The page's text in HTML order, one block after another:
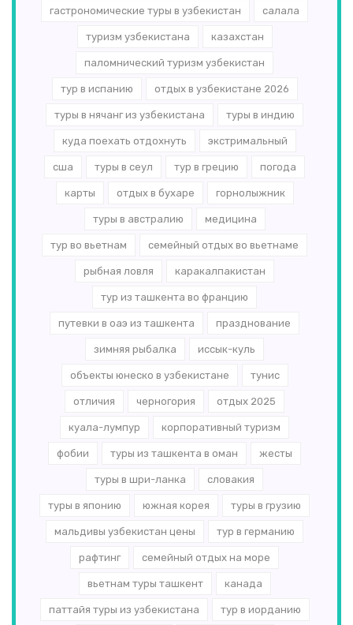
гастрономические туры в узбекистан салала
туризм узбекистана казахстан
паломнический туризм узбекистан
тур в испанию отдых в узбекистане 2026
туры в нячанг из узбекистана туры в индию
куда поехать отдохнуть экстримальный
сша туры в сеул тур в грецию погода
карты отдых в бухаре горнолыжник
туры в австралию медицина
тур во вьетнам семейный отдых во вьетнаме
рыбная ловля каракалпакистан
тур из ташкента во францию
путевки в оаэ из ташкента празднование
зимняя рыбалка иссык-куль
объекты юнеско в узбекистане тунис
отличия черногория отдых 2025
куала-лумпур корпоративный туризм
фобии туры из ташкента в оман жесты
туры в шри-ланка словакия
туры в японию южная корея туры в грузию
мальдивы узбекистан цены тур в германию
рафтинг семейный отдых на море
вьетнам туры ташкент канада
паттайя туры из узбекистана тур в иорданию